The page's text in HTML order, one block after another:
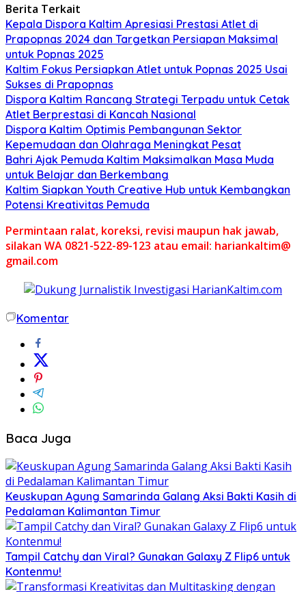
Berita Terkait
Kepala Dispora Kaltim Apresiasi Prestasi Atlet di
Prapopnas 2024 dan Targetkan Persiapan Maksimal
untuk Popnas 2025
Kaltim Fokus Persiapkan Atlet untuk Popnas 2025 Usai
Sukses di Prapopnas
Dispora Kaltim Rancang Strategi Terpadu untuk Cetak
Atlet Berprestasi di Kancah Nasional
Dispora Kaltim Optimis Pembangunan Sektor
Kepemudaan dan Olahraga Meningkat Pesat
Bahri Ajak Pemuda Kaltim Maksimalkan Masa Muda
untuk Belajar dan Berkembang
Kaltim Siapkan Youth Creative Hub untuk Kembangkan
Potensi Kreativitas Pemuda
Permintaan ralat, koreksi, revisi maupun hak jawab,
silakan WA 0821-522-89-123 atau email: hariankaltim@
gmail.com
Komentar
Baca Juga
Keuskupan Agung Samarinda Galang Aksi Bakti Kasih di
Pedalaman Kalimantan Timur
Tampil Catchy dan Viral? Gunakan Galaxy Z Flip6 untuk
Kontenmu!